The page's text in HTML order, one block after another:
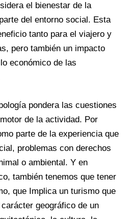
el bienestar de la
del entorno social. Esta
tanto para el viajero y
pero también un impacto
económico de las
pondera las cuestiones
de la actividad. Por
parte de la experiencia que
problemas con derechos
o ambiental. Y en
también tenemos que tener
que Implica un turismo que
geográfico de un